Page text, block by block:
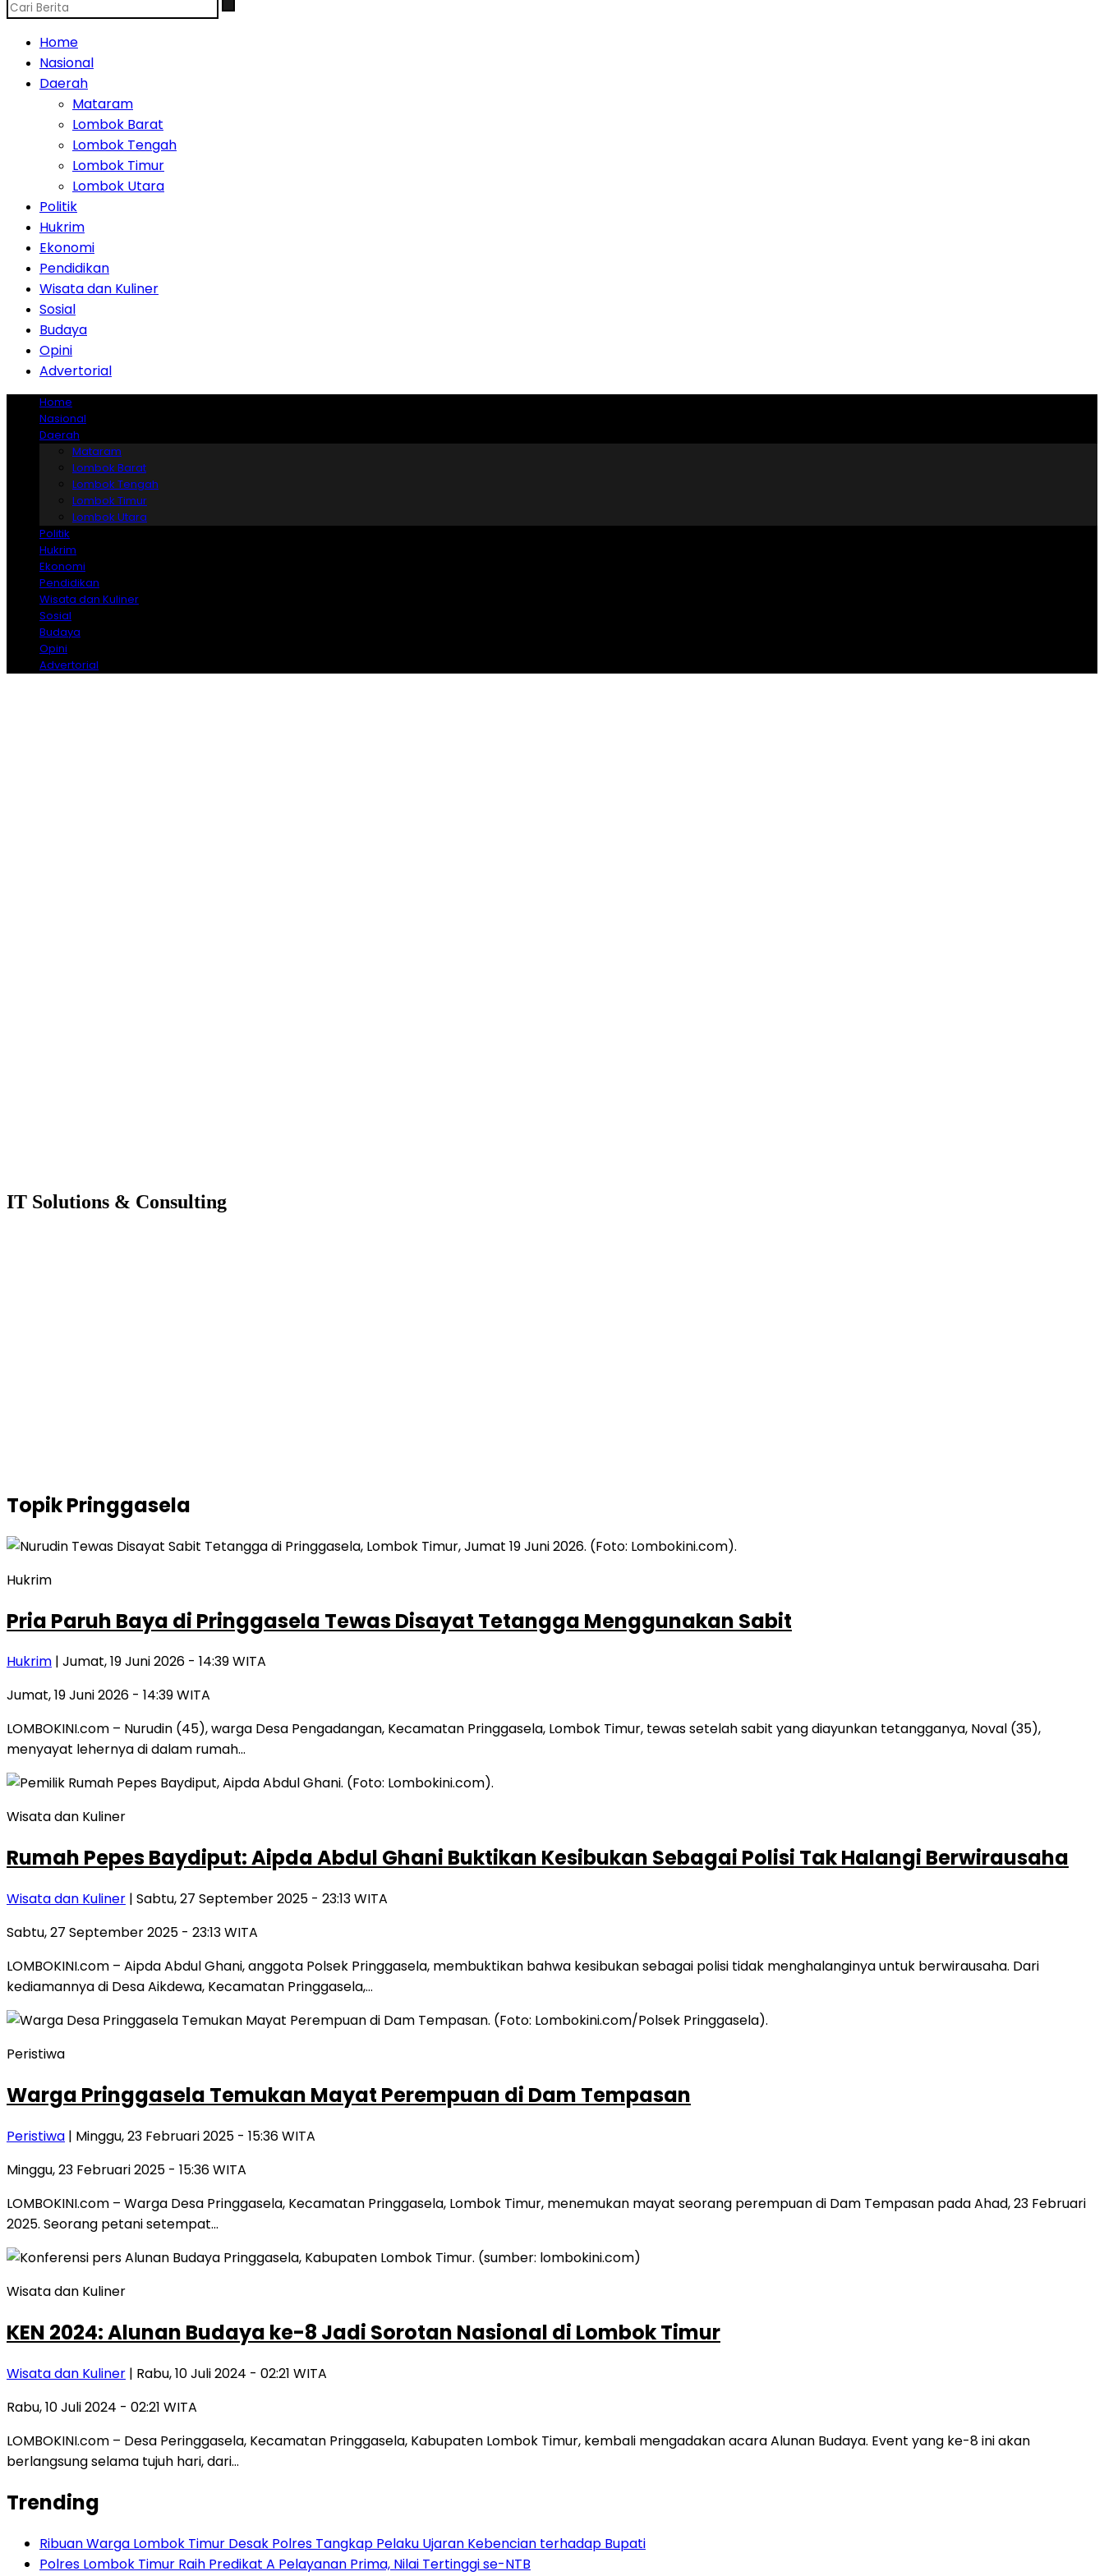
Home
Nasional
Daerah
Mataram
Lombok Barat
Lombok Tengah
Lombok Timur
Lombok Utara
Politik
Hukrim
Ekonomi
Pendidikan
Wisata dan Kuliner
Sosial
Budaya
Opini
Advertorial
Home
Nasional
Daerah
Mataram
Lombok Barat
Lombok Tengah
Lombok Timur
Lombok Utara
Politik
Hukrim
Ekonomi
Pendidikan
Wisata dan Kuliner
Sosial
Budaya
Opini
Advertorial
IT Solutions & Consulting
TopikPringgasela
Hukrim
Pria Paruh Baya di Pringgasela Tewas Disayat Tetangga Menggunakan Sabit
Hukrim | Jumat, 19 Juni 2026 - 14:39 WITA
Jumat, 19 Juni 2026 - 14:39 WITA
LOMBOKINI.com – Nurudin (45), warga Desa Pengadangan, Kecamatan Pringgasela, Lombok Timur, tewas setelah sabit yang diayunkan tetangganya, Noval (35),
menyayat lehernya di dalam rumah…
Wisata dan Kuliner
Rumah Pepes Baydiput: Aipda Abdul Ghani Buktikan Kesibukan Sebagai Polisi Tak Halangi Berwirausaha
Wisata dan Kuliner | Sabtu, 27 September 2025 - 23:13 WITA
Sabtu, 27 September 2025 - 23:13 WITA
LOMBOKINI.com – Aipda Abdul Ghani, anggota Polsek Pringgasela, membuktikan bahwa kesibukan sebagai polisi tidak menghalanginya untuk berwirausaha. Dari
kediamannya di Desa Aikdewa, Kecamatan Pringgasela,…
Peristiwa
Warga Pringgasela Temukan Mayat Perempuan di Dam Tempasan
Peristiwa | Minggu, 23 Februari 2025 - 15:36 WITA
Minggu, 23 Februari 2025 - 15:36 WITA
LOMBOKINI.com – Warga Desa Pringgasela, Kecamatan Pringgasela, Lombok Timur, menemukan mayat seorang perempuan di Dam Tempasan pada Ahad, 23 Februari
2025. Seorang petani setempat…
Wisata dan Kuliner
KEN 2024: Alunan Budaya ke-8 Jadi Sorotan Nasional di Lombok Timur
Wisata dan Kuliner | Rabu, 10 Juli 2024 - 02:21 WITA
Rabu, 10 Juli 2024 - 02:21 WITA
LOMBOKINI.com – Desa Peringgasela, Kecamatan Pringgasela, Kabupaten Lombok Timur, kembali mengadakan acara Alunan Budaya. Event yang ke-8 ini akan
berlangsung selama tujuh hari, dari…
Trending
Ribuan Warga Lombok Timur Desak Polres Tangkap Pelaku Ujaran Kebencian terhadap Bupati
Polres Lombok Timur Raih Predikat A Pelayanan Prima, Nilai Tertinggi se-NTB